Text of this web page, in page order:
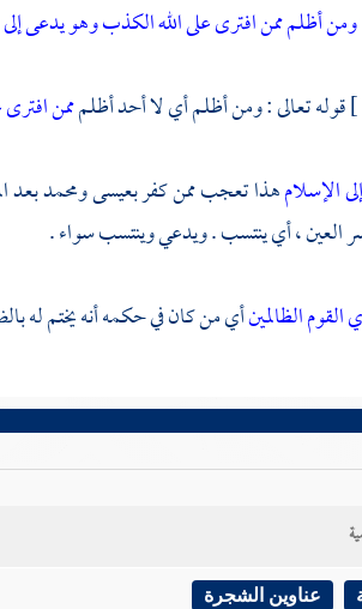
ومن أظلم ممن افترى على الله الكذب وهو يدعى إلى
قوله تعالى : ومن أظلم أي لا أحد أظلمممن
الإسلامهذا تعجب ممن كفربعيسىومحمدبعد
العين ، أي ينتسب . ويدعي وينتسب سواء .
القوم الظالمينأي من كان في حكمه أنه يختم له
عناوين الشجرة